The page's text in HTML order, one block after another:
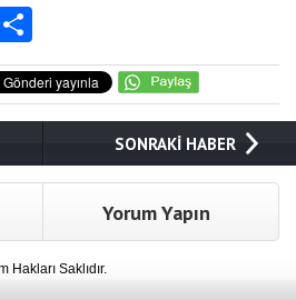
SONRAKİ HABER
Yorum Yapın
Hakları Saklıdır.